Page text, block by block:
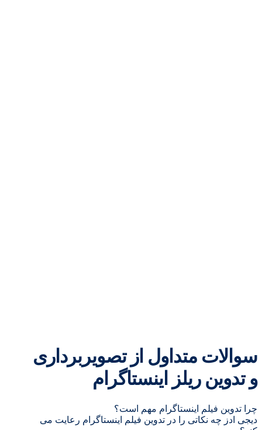
سوالات متداول از تصویربرداری
و تدوین ریلز اینستاگرام
چرا تدوین فیلم اینستاگرام مهم است؟
دیجی ادز چه نکاتی را در تدوین فیلم اینستاگرام رعایت می